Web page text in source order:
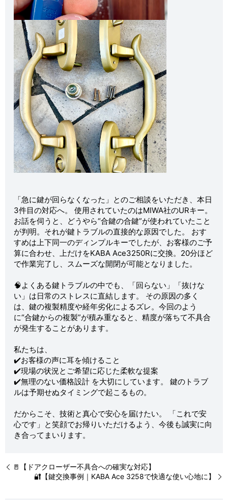
「急に鍵が回らなくなった」とのご相談をいただき、本日
3件目の対応へ。 使用されていたのはMIWA社のURキー。
お話を伺うと、どうやら“合鍵の合鍵”が使われていたこと
が判明。それが鍵トラブルの直接的な原因でした。 おす
すめは上下同一のディンプルキーでしたが、お客様のご予
算に合わせ、上だけをKABA Ace3250Rに交換。20分ほど
で作業完了し、スムーズな開閉が可能となりました。
🧠よくある鍵トラブルの中でも、「回らない」「抜けな
い」は日常のストレスに直結します。 その原因の多く
は、鍵の複製精度や経年劣化によるズレ。今回のよう
に“合鍵からの複製”が積み重なると、精度が落ちて不具合
が発生することがあります。
私たちは、
✔️お客様の声に耳を傾けること
✔️現場の状況とご希望に応じた柔軟な提案
✔️無理のない価格設計 を大切にしています。 鍵のトラブ
ルは予期せぬタイミングで起こるもの。
だからこそ、技術と真心で安心を届けたい。 「これで安
心です」と笑顔でお帰りいただけるよう、今後も誠実に向
き合ってまいります。
🚪【ドアクローザー不具合への確実な対応】
🔐【鍵交換事例｜KABA Ace 3258で快適な使い心地に】